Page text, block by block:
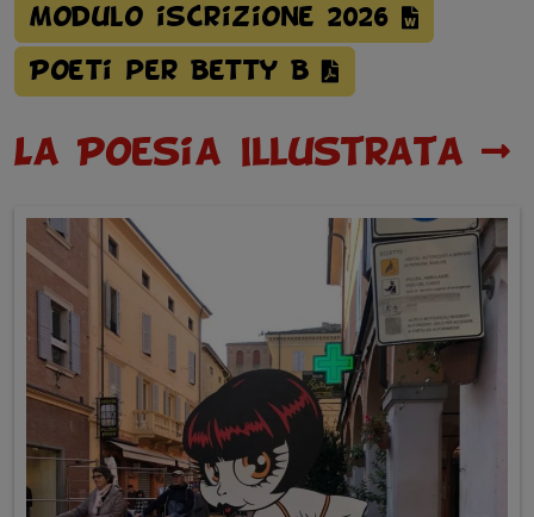
Modulo iscrizione 2026
Poeti per Betty B
La Poesia Illustrata